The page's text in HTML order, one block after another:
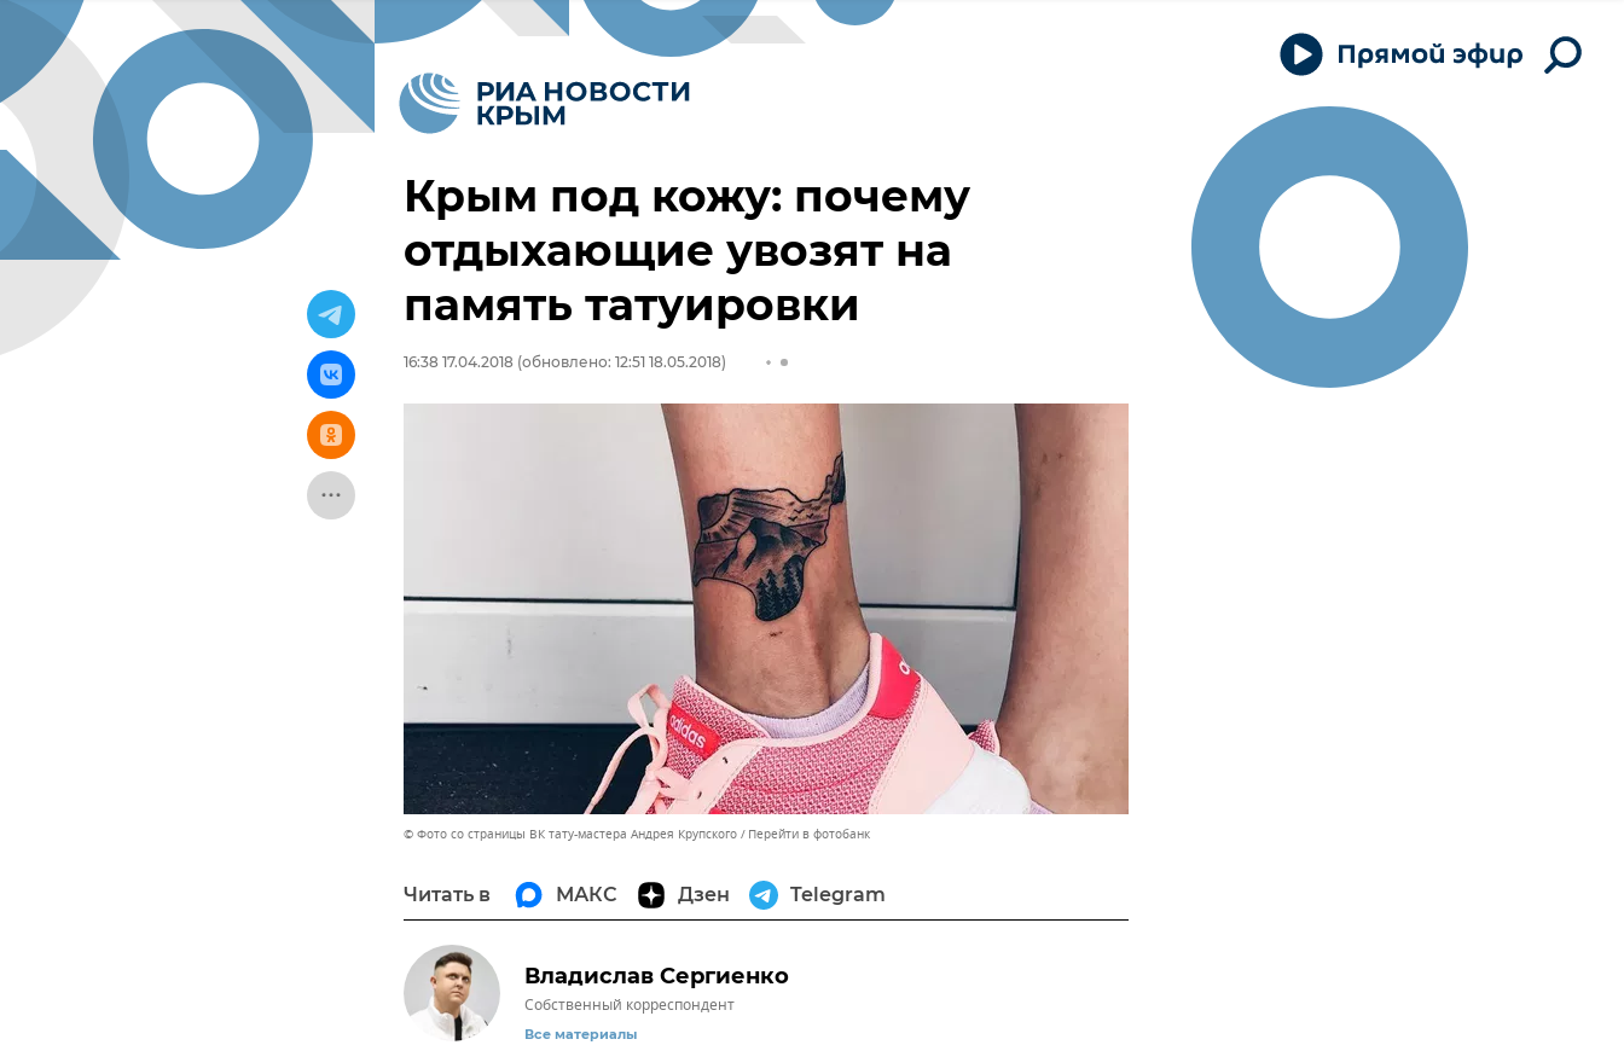
Крым под кожу: почему
отдыхающие увозят на
память татуировки
16:38 17.04.2018 (обновлено: 12:51 18.05.2018)
© Фото со страницы ВК тату-мастера Андрея Крупского Перейти в фотобанк
Читать в МАКС Дзен Telegram
Владислав Сергиенко
Собственный корреспондент
Все материалы